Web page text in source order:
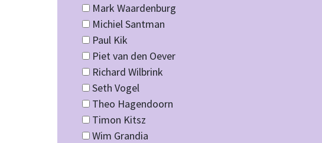
Mark Waardenburg
Michiel Santman
Paul Kik
Piet van den Oever
Richard Wilbrink
Seth Vogel
Theo Hagendoorn
Timon Kitsz
Wim Grandia